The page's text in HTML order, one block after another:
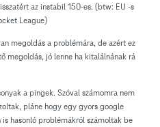
az instabil 150-es. (btw: EU -s
League)
megoldás a problémára, de azért ez
megoldás, jó lenne ha kitalálnának rá
a pingek. Szóval számomra nem
pláne hogy egy gyors google
hasonló problémákról számoltak be